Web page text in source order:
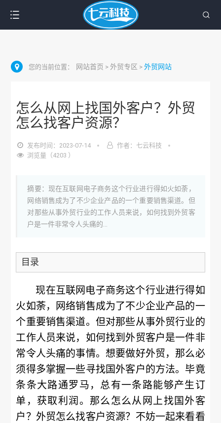
您的当前位置： 网站首页 > 外贸专区 >外贸网站
怎么从网上找国外客户？外贸
怎么找客户资源？
发布时间：2023-07-14
作者：七云科技
浏览量（4203 ）
摘要：现在互联网电子商务这个行业进行得如火如荼，
网络销售成为了不少企业产品的一个重要销售渠道。但
对那些从事外贸行业的工作人员来说，如何找到外贸客
户是一件非常令人头痛的...
目录
现在互联网电子商务这个行业进行得如
火如荼，网络销售成为了不少企业产品的一
个重要销售渠道。但对那些从事外贸行业的
工作人员来说，如何找到外贸客户是一件非
常令人头痛的事情。想要做好外贸，那么必
须得多掌握一些寻找国外客户的方法。毕竟
条条大路通罗马，总有一条路能够产生订
单，获取利润。那么怎么从网上找国外客
户？外贸怎么找客户资源？不妨一起来看看